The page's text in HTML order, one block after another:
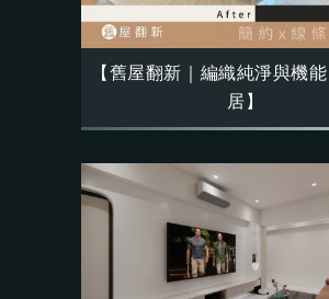
【舊屋翻新｜編織純淨與機
居】